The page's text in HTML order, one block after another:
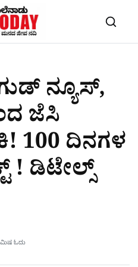
ನ್ಯೂಸ್,
ಜೆಸಿ
100 ದಿನಗಳ
! ಡಿಟೇಲ್ಸ್
ಓದು